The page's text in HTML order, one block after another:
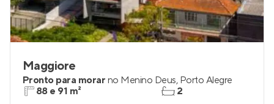
Maggiore
Pronto para morar no Menino Deus, Porto Alegre
88 e 91 m²
2